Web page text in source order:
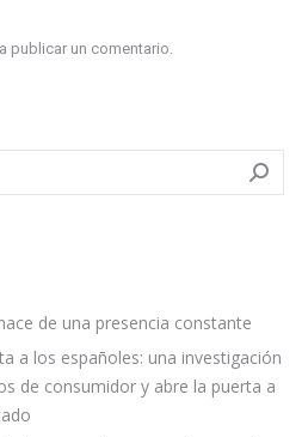
publicar un comentario.
de una presencia constante
a los españoles: una investigación
de consumidor y abre la puerta a